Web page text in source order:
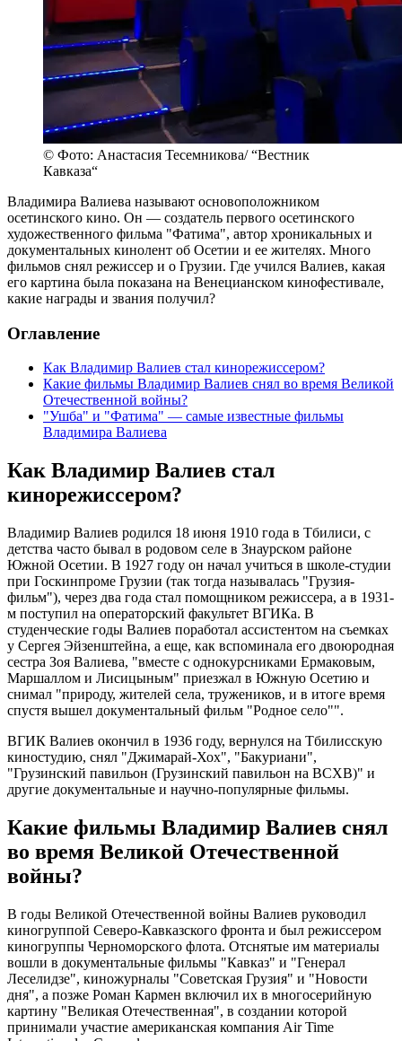
© Фото: Анастасия Тесемникова/ “Вестник
Кавказа“
Владимира Валиева называют основоположником
осетинского кино. Он — создатель первого осетинского
художественного фильма "Фатима", автор хроникальных и
документальных кинолент об Осетии и ее жителях. Много
фильмов снял режиссер и о Грузии. Где учился Валиев, какая
его картина была показана на Венецианском кинофестивале,
какие награды и звания получил?
Оглавление
Как Владимир Валиев стал кинорежиссером?
Какие фильмы Владимир Валиев снял во время Великой
Отечественной войны?
"Ушба" и "Фатима" — самые известные фильмы
Владимира Валиева
Как Владимир Валиев стал
кинорежиссером?
Владимир Валиев родился 18 июня 1910 года в Тбилиси, с
детства часто бывал в родовом селе в Знаурском районе
Южной Осетии. В 1927 году он начал учиться в школе-студии
при Госкинпроме Грузии (так тогда называлась "Грузия-
фильм"), через два года стал помощником режиссера, а в 1931-
м поступил на операторский факультет ВГИКа. В
студенческие годы Валиев поработал ассистентом на съемках
у Сергея Эйзенштейна, а еще, как вспоминала его двоюродная
сестра Зоя Валиева, "вместе с однокурсниками Ермаковым,
Маршаллом и Лисицыным" приезжал в Южную Осетию и
снимал "природу, жителей села, тружеников, и в итоге время
спустя вышел документальный фильм "Родное село"".
ВГИК Валиев окончил в 1936 году, вернулся на Тбилисскую
киностудию, снял "Джимарай-Хох", "Бакуриани",
"Грузинский павильон (Грузинский павильон на ВСХВ)" и
другие документальные и научно-популярные фильмы.
Какие фильмы Владимир Валиев снял
во время Великой Отечественной
войны?
В годы Великой Отечественной войны Валиев руководил
киногруппой Северо-Кавказского фронта и был режиссером
киногруппы Черноморского флота. Отснятые им материалы
вошли в документальные фильмы "Кавказ" и "Генерал
Леселидзе", киножурналы "Советская Грузия" и "Новости
дня", а позже Роман Кармен включил их в многосерийную
картину "Великая Отечественная", в создании которой
принимали участие американская компания Air Time